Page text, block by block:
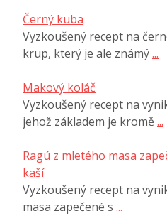
Černý kuba
Vyzkoušený recept na
krup, který je ale známý...
Makový koláč
Vyzkoušený recept na
jehož základem je kromě...
Ragú z mletého masa
kaší
Vyzkoušený recept na
masa zapečené s ...